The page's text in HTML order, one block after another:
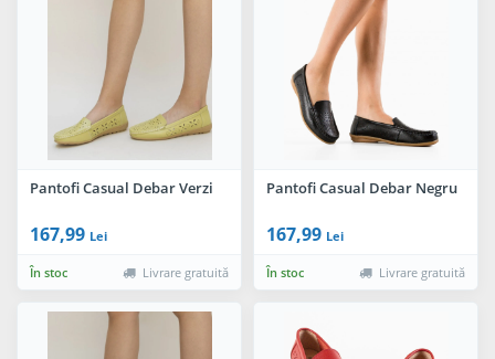
Pantofi Casual Debar Verzi
167,99 Lei
În stoc Livrare gratuită
Pantofi Casual Debar Negru
167,99 Lei
În stoc Livrare gratuită